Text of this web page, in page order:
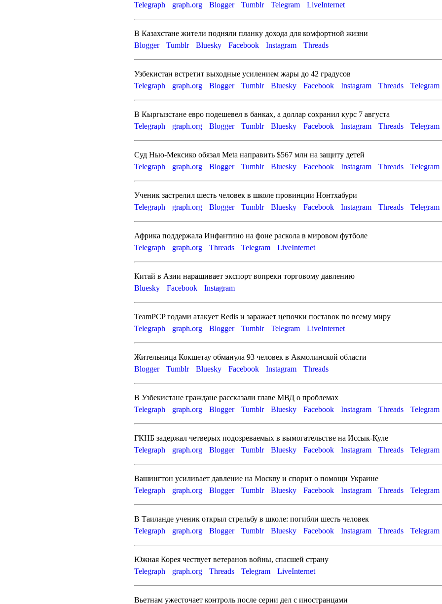
Telegraph
graph.org Blogger Tumblr Telegram LiveInternet
В Казахстане жители подняли планку дохода для комфортной жизни
Blogger
Tumblr Bluesky Facebook Instagram Threads
Узбекистан встретит выходные усилением жары до 42 градусов
Telegraph
graph.org Blogger Tumblr Bluesky Facebook Instagram Threads Telegram
В Кыргызстане евро подешевел в банках, а доллар сохранил курс 7 августа
Telegraph
graph.org Blogger Tumblr Bluesky Facebook Instagram Threads Telegram
Суд Нью-Мексико обязал Meta направить $567 млн на защиту детей
Telegraph
graph.org Blogger Tumblr Bluesky Facebook Instagram Threads Telegram
Ученик застрелил шесть человек в школе провинции Нонтхабури
Telegraph
graph.org Blogger Tumblr Bluesky Facebook Instagram Threads Telegram
Африка поддержала Инфантино на фоне раскола в мировом футболе
Telegraph
graph.org Threads Telegram LiveInternet
Китай в Азии наращивает экспорт вопреки торговому давлению
Bluesky
Facebook Instagram
TeamPCP годами атакует Redis и заражает цепочки поставок по всему миру
Telegraph
graph.org Blogger Tumblr Telegram LiveInternet
Жительница Кокшетау обманула 93 человек в Акмолинской области
Blogger
Tumblr Bluesky Facebook Instagram Threads
В Узбекистане граждане рассказали главе МВД о проблемах
Telegraph
graph.org Blogger Tumblr Bluesky Facebook Instagram Threads Telegram
ГКНБ задержал четверых подозреваемых в вымогательстве на Иссык-Куле
Telegraph
graph.org Blogger Tumblr Bluesky Facebook Instagram Threads Telegram
Вашингтон усиливает давление на Москву и спорит о помощи Украине
Telegraph
graph.org Blogger Tumblr Bluesky Facebook Instagram Threads Telegram
В Таиланде ученик открыл стрельбу в школе: погибли шесть человек
Telegraph
graph.org Blogger Tumblr Bluesky Facebook Instagram Threads Telegram
Южная Корея чествует ветеранов войны, спасшей страну
Telegraph
graph.org Threads Telegram LiveInternet
Вьетнам ужесточает контроль после серии дел с иностранцами